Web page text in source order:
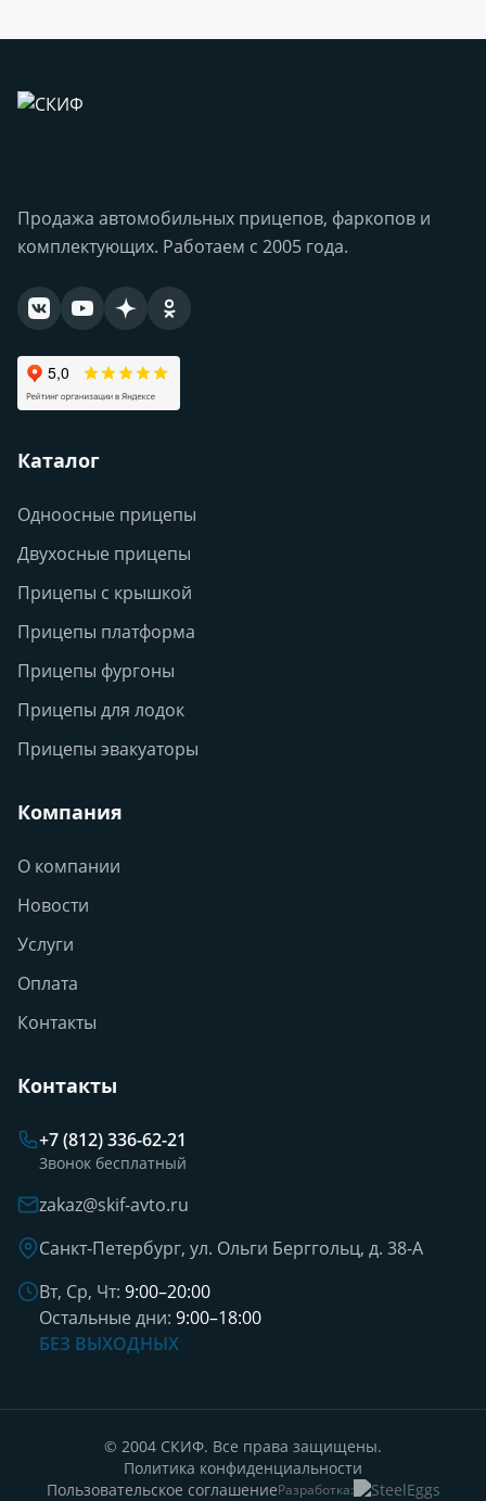
Продажа автомобильных прицепов, фаркопов и
комплектующих. Работаем с 2005 года.
Каталог
Одноосные прицепы
Двухосные прицепы
Прицепы с крышкой
Прицепы платформа
Прицепы фургоны
Прицепы для лодок
Прицепы эвакуаторы
Компания
О компании
Новости
Услуги
Оплата
Контакты
Контакты
+7 (812) 336-62-21
Звонок бесплатный
zakaz@skif-avto.ru
Санкт-Петербург, ул. Ольги Берггольц, д. 38-А
Вт, Ср, Чт: 9:00–20:00
Остальные дни: 9:00–18:00
БЕЗ ВЫХОДНЫХ
© 2004 СКИФ. Все права защищены.
Политика конфиденциальности
Пользовательское соглашениеРазработка: